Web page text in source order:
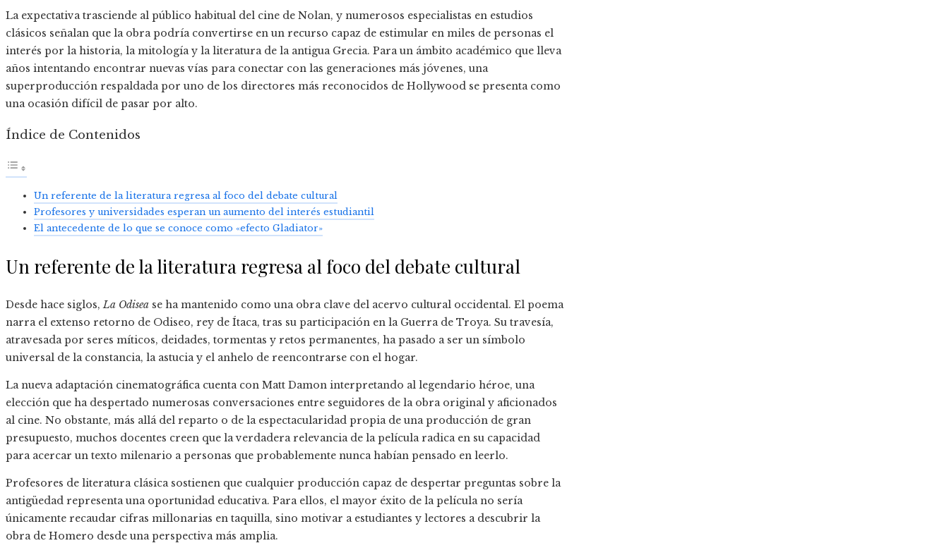
La expectativa trasciende al público habitual del cine de Nolan, y numerosos especialistas en estudios
clásicos señalan que la obra podría convertirse en un recurso capaz de estimular en miles de personas el
interés por la historia, la mitología y la literatura de la antigua Grecia. Para un ámbito académico que lleva
años intentando encontrar nuevas vías para conectar con las generaciones más jóvenes, una
superproducción respaldada por uno de los directores más reconocidos de Hollywood se presenta como
una ocasión difícil de pasar por alto.
Índice de Contenidos
Un referente de la literatura regresa al foco del debate cultural
Profesores y universidades esperan un aumento del interés estudiantil
El antecedente de lo que se conoce como «efecto Gladiator»
Un referente de la literatura regresa al foco del debate cultural
Desde hace siglos,La Odisea se ha mantenido como una obra clave del acervo cultural occidental. El poema
narra el extenso retorno de Odiseo, rey de Ítaca, tras su participación en la Guerra de Troya. Su travesía,
atravesada por seres míticos, deidades, tormentas y retos permanentes, ha pasado a ser un símbolo
universal de la constancia, la astucia y el anhelo de reencontrarse con el hogar.
La nueva adaptación cinematográfica cuenta con Matt Damon interpretando al legendario héroe, una
elección que ha despertado numerosas conversaciones entre seguidores de la obra original y aficionados
al cine. No obstante, más allá del reparto o de la espectacularidad propia de una producción de gran
presupuesto, muchos docentes creen que la verdadera relevancia de la película radica en su capacidad
para acercar un texto milenario a personas que probablemente nunca habían pensado en leerlo.
Profesores de literatura clásica sostienen que cualquier producción capaz de despertar preguntas sobre la
antigüedad representa una oportunidad educativa. Para ellos, el mayor éxito de la película no sería
únicamente recaudar cifras millonarias en taquilla, sino motivar a estudiantes y lectores a descubrir la
obra de Homero desde una perspectiva más amplia.